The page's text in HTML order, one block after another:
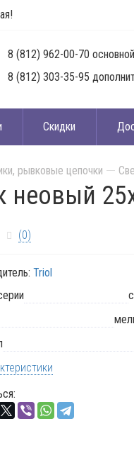
8 (812) 962-00-70 основной
8 (812) 303-35-95
Скидки
рывковые цепочки
неовый
(0)
Triol